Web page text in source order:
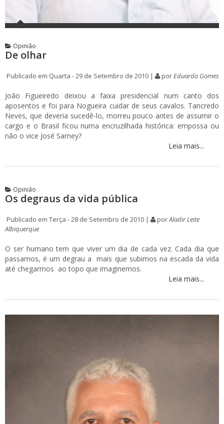
Opinião
De olhar
Publicado em Quarta - 29 de Setembro de 2010 | porEduardo Gomes
João Figueiredo deixou a faixa presidencial num canto dos
aposentos e foi para Nogueira cuidar de seus cavalos. Tancredo
Neves, que deveria sucedê-lo, morreu pouco antes de assumir o
cargo e o Brasil ficou numa encruzilhada histórica: empossa ou
não o vice José Sarney?
Leia mais...
Opinião
Os degraus da vida pública
Publicado em Terça - 28 de Setembro de 2010 | porAladir Leite
Albiquerque
O ser humano tem que viver um dia de cada vez. Cada dia que
passamos, é um degrau a mais que subimos na escada da vida
até chegarmos ao topo que imaginemos.
Leia mais...